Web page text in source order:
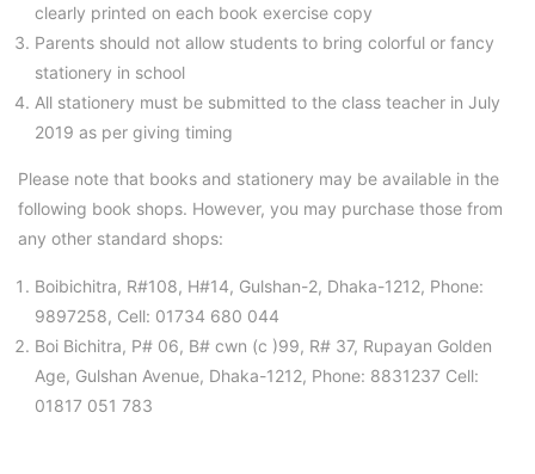
clearly printed on each book exercise copy
Parents should not allow students to bring colorful or fancy
stationery in school
All stationery must be submitted to the class teacher in July
2019 as per giving timing
Please note that books and stationery may be available in the
following book shops. However, you may purchase those from
any other standard shops:
Boibichitra, R#108, H#14, Gulshan-2, Dhaka-1212, Phone:
9897258, Cell: 01734 680 044
Boi Bichitra, P# 06, B# cwn (c )99, R# 37, Rupayan Golden
Age, Gulshan Avenue, Dhaka-1212, Phone: 8831237 Cell:
01817 051 783